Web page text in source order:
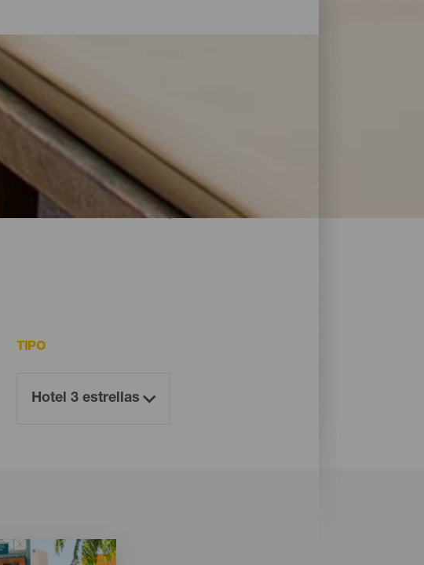
de naturaleza y con todo tipo de servicios y
para todo tipo de viajeros. Encuentra la opción
con esta selección de los mejores establecimientos
TIPO